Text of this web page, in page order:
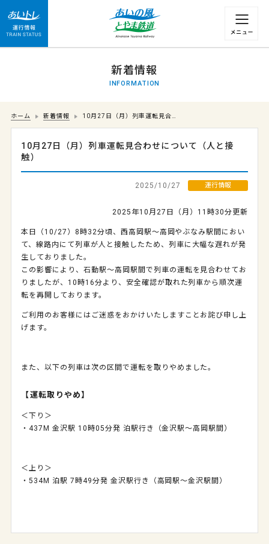
運行情報 列車の遅れ情報等についてはこちら
新着情報
INFORMATION
ホーム 新着情報 10月27日（月）列車運転見合…
10月27日（月）列車運転見合わせについて（人と接
触）
2025/10/27 運行情報
2025年10月27日（月）11時30分更新
本日（10/27）8時32分頃、西高岡駅～高岡やぶなみ駅間におい
て、線路内にて列車が人と接触したため、列車に大幅な遅れが発
生しておりました。
この影響により、石動駅～高岡駅間で列車の運転を見合わせてお
りましたが、10時16分より、安全確認が取れた列車から順次運
転を再開しております。
ご利用のお客様にはご迷惑をおかけいたしますことお詫び申し上
げます。
また、以下の列車は次の区間で運転を取りやめました。
【運転取りやめ】
＜下り＞
・437M 金沢駅 10時05分発 泊駅行き（金沢駅～高岡駅間）
＜上り＞
・534M 泊駅 7時49分発 金沢駅行き（高岡駅～金沢駅間）